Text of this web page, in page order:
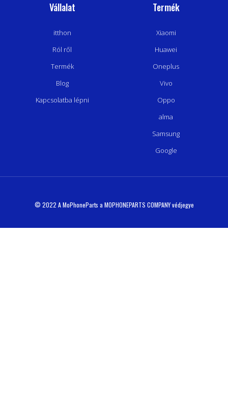
Vállalat
itthon
Ról ről
Termék
Blog
Kapcsolatba lépni
Termék
Xiaomi
Huawei
Oneplus
Vivo
Oppo
alma
Samsung
Google
© 2022 A MoPhoneParts a MOPHONEPARTS COMPANY védjegye